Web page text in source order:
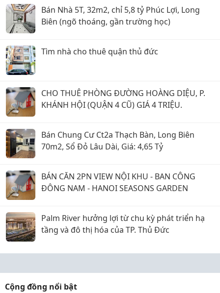
Bán Nhà 5T, 32m2, chỉ 5,8 tỷ Phúc Lợi, Long
Biên (ngõ thoáng, gần trường học)
Tìm nhà cho thuê quận thủ đức
CHO THUÊ PHÒNG ĐƯỜNG HOÀNG DIỆU, P.
KHÁNH HỘI (QUẬN 4 CŨ) GIÁ 4 TRIỆU.
Bán Chung Cư Ct2a Thạch Bàn, Long Biên
70m2, Sổ Đỏ Lâu Dài, Giá: 4,65 Tỷ
BÁN CĂN 2PN VIEW NỘI KHU - BAN CÔNG
ĐÔNG NAM - HANOI SEASONS GARDEN
Palm River hưởng lợi từ chu kỳ phát triển hạ
tầng và đô thị hóa của TP. Thủ Đức
Cộng đồng nổi bật